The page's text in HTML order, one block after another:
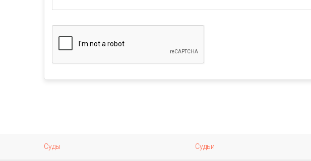
Суды Судьи